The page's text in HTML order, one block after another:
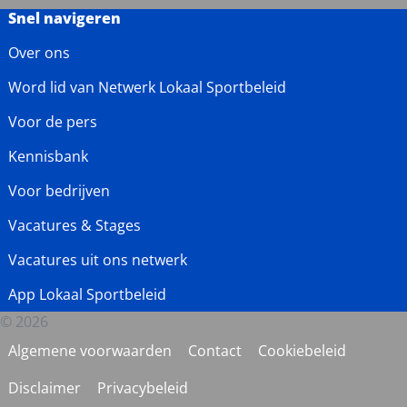
Snel navigeren
Over ons
Word lid van Netwerk Lokaal Sportbeleid
Voor de pers
Kennisbank
Voor bedrijven
Vacatures & Stages
Vacatures uit ons netwerk
App Lokaal Sportbeleid
© 2026
Algemene voorwaarden
Contact
Cookiebeleid
Disclaimer
Privacybeleid